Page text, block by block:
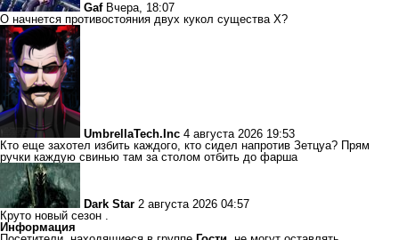
Gaf Вчера, 18:07
О начнется противостояния двух кукол существа Х?
UmbrellaTech.Inc 4 августа 2026 19:53
Кто еще захотел избить каждого, кто сидел напротив Зетцуа? Прям
ручки каждую свинью там за столом отбить до фарша
Dark Star 2 августа 2026 04:57
Круто новый сезон .
Информация